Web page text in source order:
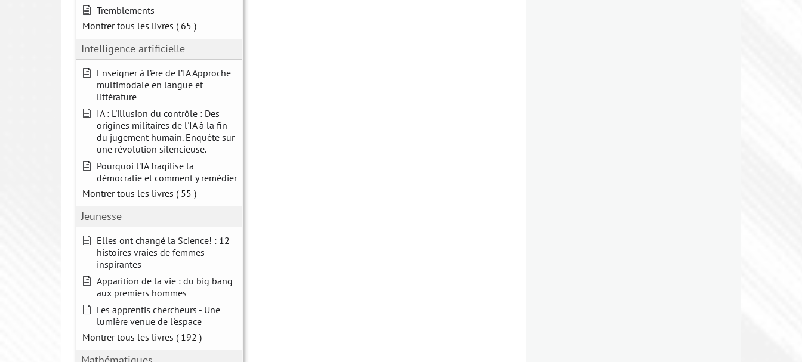
Tremblements
Montrer tous les livres ( 65 )
Intelligence artificielle
Enseigner à l’ère de l’IA Approche
multimodale en langue et
littérature
IA : L'illusion du contrôle : Des
origines militaires de l'IA à la fin
du jugement humain. Enquête sur
une révolution silencieuse.
Pourquoi l'IA fragilise la
démocratie et comment y remédier
Montrer tous les livres ( 55 )
Jeunesse
Elles ont changé la Science! : 12
histoires vraies de femmes
inspirantes
Apparition de la vie : du big bang
aux premiers hommes
Les apprentis chercheurs - Une
lumière venue de l'espace
Montrer tous les livres ( 192 )